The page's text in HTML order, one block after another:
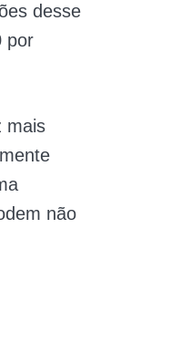
desse
por
mais
não